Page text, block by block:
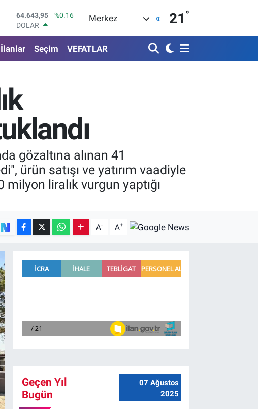
DOLAR
47,6006
55,0250
%0.02
STERLİN
64,2398
%0.2
BİST100
13.799
64.643,95
%0.16
Merkez 21 °
Seçim VEFATLAR
gözaltına alınan 41
ürün satışı ve yatırım vaadiyle
liralık vurgun yaptığı
A- A+
Geçen Yıl
Bugün
07 Ağustos
2025